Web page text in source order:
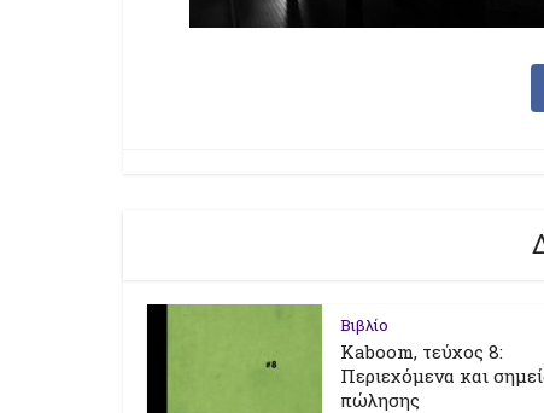
Βιβλίο
Kaboom, τεύχος 8:
Περιεχόμενα και
πώλησης